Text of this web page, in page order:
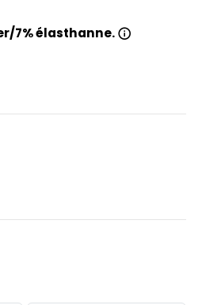
7% élasthanne.